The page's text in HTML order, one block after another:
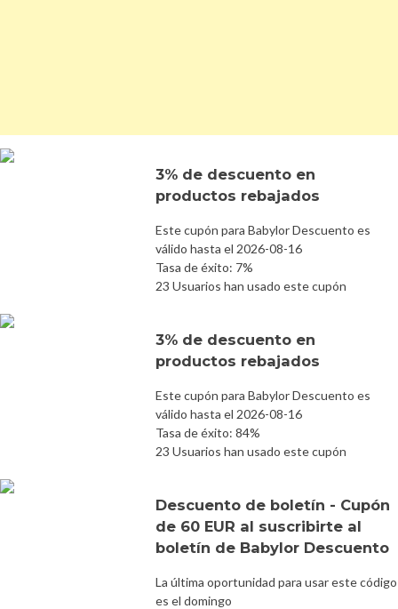
3% de descuento en
productos rebajados
Este cupón para Babylor Descuento es
válido hasta el 2026-08-16
Tasa de éxito: 7%
23 Usuarios han usado este cupón
3% de descuento en
productos rebajados
Este cupón para Babylor Descuento es
válido hasta el 2026-08-16
Tasa de éxito: 84%
23 Usuarios han usado este cupón
Descuento de boletín - Cupón
de 60 EUR al suscribirte al
boletín de Babylor Descuento
La última oportunidad para usar este código
es el domingo